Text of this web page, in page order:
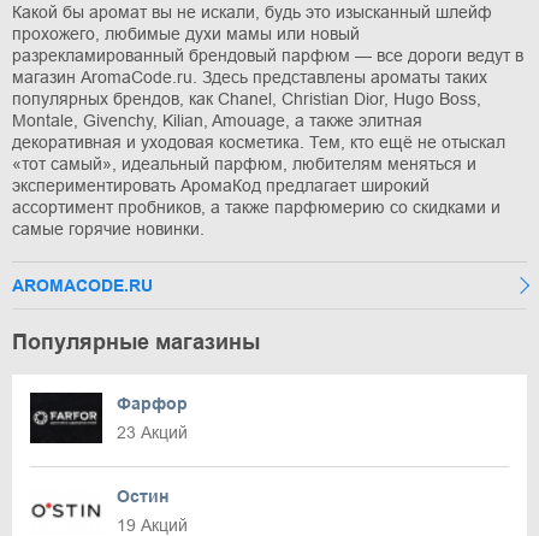
Какой бы аромат вы не искали, будь это изысканный шлейф
прохожего, любимые духи мамы или новый
разрекламированный брендовый парфюм — все дороги ведут в
магазин AromaCode.ru. Здесь представлены ароматы таких
популярных брендов, как Chanel, Christian Dior, Hugo Boss,
Montale, Givenchy, Kilian, Amouage, а также элитная
декоративная и уходовая косметика. Тем, кто ещё не отыскал
«тот самый», идеальный парфюм, любителям меняться и
экспериментировать АромаКод предлагает широкий
ассортимент пробников, а также парфюмерию со скидками и
самые горячие новинки.
AROMACODE.RU
Популярные магазины
Фарфор
23 Акций
Остин
19 Акций